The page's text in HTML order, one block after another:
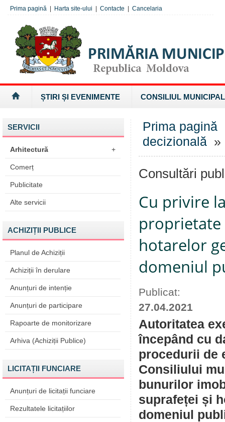
Prima pagină Harta site-ului Contacte Cancelaria
ȘTIRI ȘI EVENIMENTE CONSILIUL MUNICIPAL
SERVICII
Arhitectură +
Comerț
Publicitate
Alte servicii
ACHIZIȚII PUBLICE
Planul de Achiziții
Achiziții în derulare
Anunțuri de intenție
Anunțuri de participare
Rapoarte de monitorizare
Arhiva (Achiziții Publice)
LICITAȚII FUNCIARE
Anunțuri de licitații funciare
Rezultatele licitațiilor
Prima pagină
decizională »
Consultări
Cu privire
proprietate
hotarelor
domeniul
Publicat:
27.04.2021
Autoritatea
începând cu
procedurii de
Consiliului
bunurilor
suprafeței și
domeniul